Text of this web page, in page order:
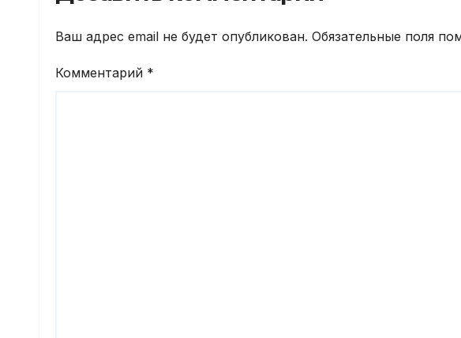
Ваш адрес email не будет опубликован. Обязательные поля
Комментарий *